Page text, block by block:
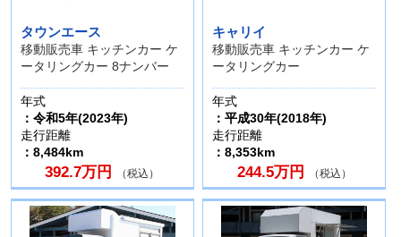
タウンエース
移動販売車 キッチンカー ケ
ータリングカー 8ナンバー
年式
：令和5年(2023年)
走行距離
：8,484km
392.7万円 （税込）
キャリイ
移動販売車 キッチンカー ケ
ータリングカー
年式
：平成30年(2018年)
走行距離
：8,353km
244.5万円 （税込）